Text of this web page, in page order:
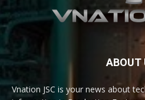
ABOUT
Vnation JSC is your news about